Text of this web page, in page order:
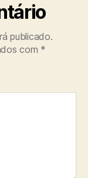
publicado.
com *